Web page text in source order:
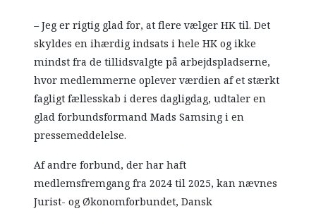
– Jeg er rigtig glad for, at flere vælger HK til. Det
skyldes en ihærdig indsats i hele HK og ikke
mindst fra de tillidsvalgte på arbejdspladserne,
hvor medlemmerne oplever værdien af et stærkt
fagligt fællesskab i deres dagligdag, udtaler en
glad forbundsformand Mads Samsing i en
pressemeddelelse.
Af andre forbund, der har haft
medlemsfremgang fra 2024 til 2025, kan nævnes
Jurist- og Økonomforbundet, Dansk